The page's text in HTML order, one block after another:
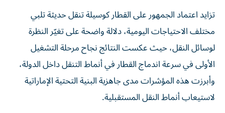
تزايد اعتماد الجمهور على القطار كوسيلة تنقل حديثة تلبي
مختلف الاحتياجات اليومية، دلالة واضحة على تغيّر النظرة
لوسائل النقل، حيث عكست النتائج نجاح مرحلة التشغيل
الأولى في سرعة اندماج القطار في أنماط التنقل داخل الدولة،
وأبرزت هذه المؤشرات مدى جاهزية البنية التحتية الإماراتية
لاستيعاب أنماط النقل المستقبلية.